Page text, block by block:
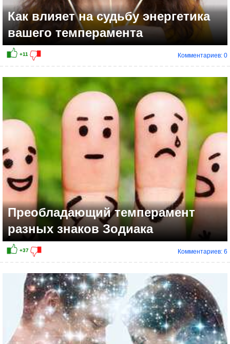
+18
Как влияет на судьбу энергетика
вашего темперамента
Комментариев: 0
Преобладающий темперамент
разных знаков Зодиака
Комментариев: 6